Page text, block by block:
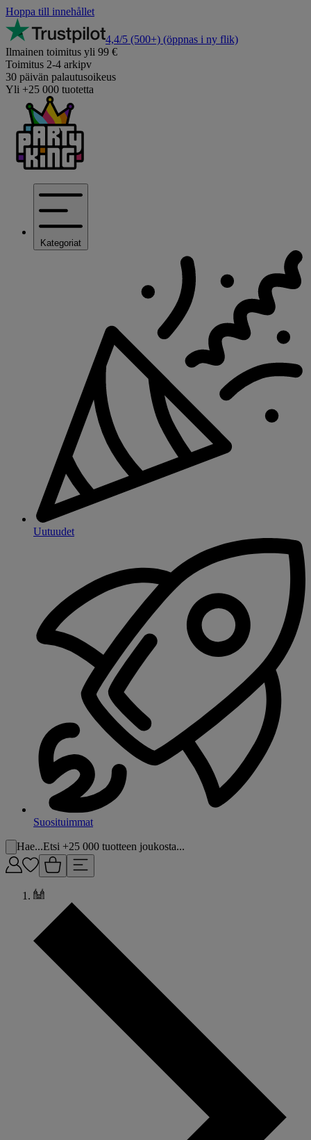
Hoppa till innehållet
4,4/5 (500+) (öppnas i ny flik)
Ilmainen toimitus yli 99 €
Toimitus 2-4 arkipv
30 päivän palautusoikeus
Yli +25 000 tuotetta
Kategoriat
Uutuudet
Suosituimmat
Hae...Etsi +25 000 tuotteen joukosta...